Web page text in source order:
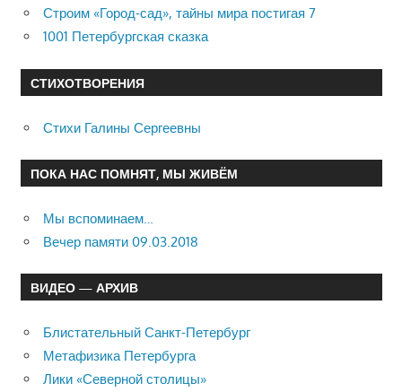
Строим «Город-сад», тайны мира постигая 7
1001 Петербургская сказка
СТИХОТВОРЕНИЯ
Стихи Галины Сергеевны
ПОКА НАС ПОМНЯТ, МЫ ЖИВЁМ
Мы вспоминаем…
Вечер памяти 09.03.2018
ВИДЕО — АРХИВ
Блистательный Санкт-Петербург
Метафизика Петербурга
Лики «Северной столицы»